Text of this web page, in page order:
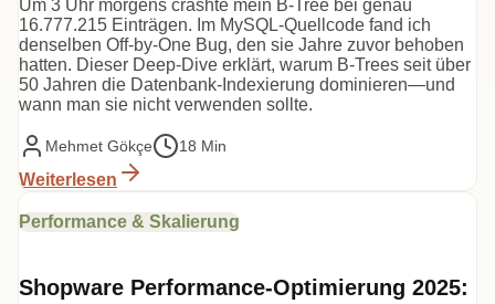
Um 3 Uhr morgens crashte mein B-Tree bei genau
16.777.215 Einträgen. Im MySQL-Quellcode fand ich
denselben Off-by-One Bug, den sie Jahre zuvor behoben
hatten. Dieser Deep-Dive erklärt, warum B-Trees seit über
50 Jahren die Datenbank-Indexierung dominieren—und
wann man sie nicht verwenden sollte.
Mehmet Gökçe 18 Min
Weiterlesen
Performance & Skalierung
Shopware Performance-Optimierung 2025: